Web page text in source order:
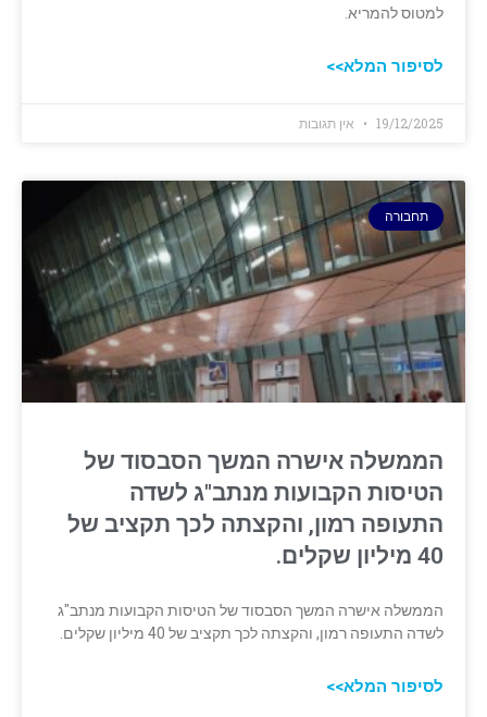
למטוס להמריא.
לסיפור המלא>>
19/12/2025 אין תגובות
תחבורה
הממשלה אישרה המשך הסבסוד של
הטיסות הקבועות מנתב"ג לשדה
התעופה רמון, והקצתה לכך תקציב של
40 מיליון שקלים.
הממשלה אישרה המשך הסבסוד של הטיסות הקבועות מנתב"ג
לשדה התעופה רמון, והקצתה לכך תקציב של 40 מיליון שקלים.
לסיפור המלא>>